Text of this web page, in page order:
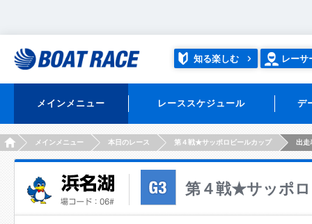
知る楽しむ レーサ
メインメニュー レーススケジュール デ
HOMEメインメニュー 本日のレース 第４戦★サッポロビールカップ 出走
第４戦★サッポ